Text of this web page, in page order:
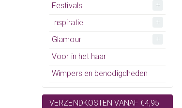
Festivals
Inspiratie
Glamour
Voor in het haar
Wimpers en benodigdheden
VERZENDKOSTEN VANAF €4,95